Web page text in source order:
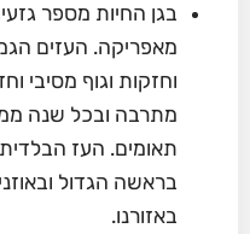
בגן החיות מספר
מאפריקה. העזים
וחזקות וגוף מסיבי
מתרבה ובכל שנה
תאומים. העז
בראשה הגדול
באזורנו.